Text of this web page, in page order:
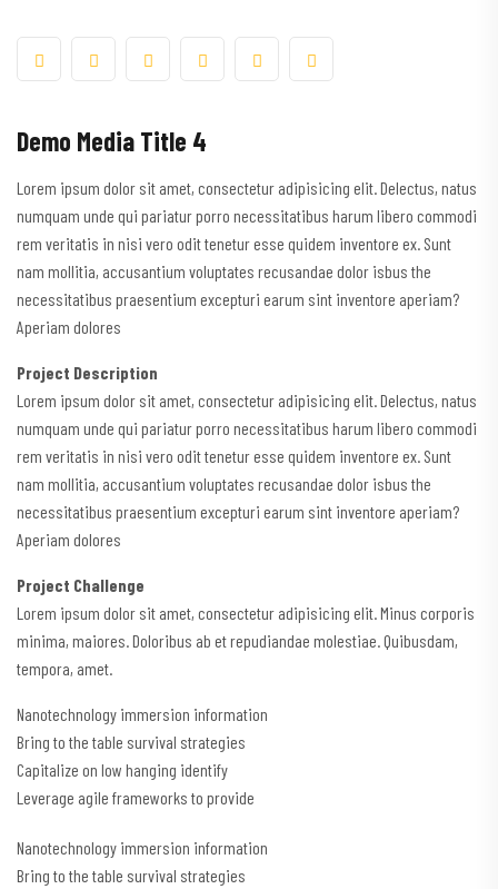
Demo Media Title 4
Lorem ipsum dolor sit amet, consectetur adipisicing elit. Delectus, natus
numquam unde qui pariatur porro necessitatibus harum libero commodi
rem veritatis in nisi vero odit tenetur esse quidem inventore ex. Sunt
nam mollitia, accusantium voluptates recusandae dolor isbus the
necessitatibus praesentium excepturi earum sint inventore aperiam?
Aperiam dolores
Project Description
Lorem ipsum dolor sit amet, consectetur adipisicing elit. Delectus, natus
numquam unde qui pariatur porro necessitatibus harum libero commodi
rem veritatis in nisi vero odit tenetur esse quidem inventore ex. Sunt
nam mollitia, accusantium voluptates recusandae dolor isbus the
necessitatibus praesentium excepturi earum sint inventore aperiam?
Aperiam dolores
Project Challenge
Lorem ipsum dolor sit amet, consectetur adipisicing elit. Minus corporis
minima, maiores. Doloribus ab et repudiandae molestiae. Quibusdam,
tempora, amet.
Nanotechnology immersion information
Bring to the table survival strategies
Capitalize on low hanging identify
Leverage agile frameworks to provide
Nanotechnology immersion information
Bring to the table survival strategies